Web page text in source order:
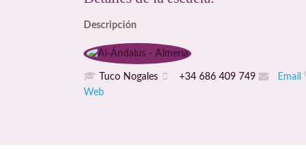
Descripción
Tuco Nogales +34 686 409 749 Email
Web